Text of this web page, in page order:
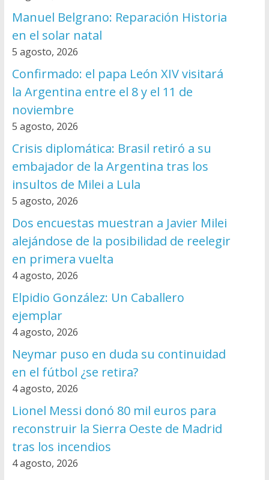
Manuel Belgrano: Reparación Historia
en el solar natal
5 agosto, 2026
Confirmado: el papa León XIV visitará
la Argentina entre el 8 y el 11 de
noviembre
5 agosto, 2026
Crisis diplomática: Brasil retiró a su
embajador de la Argentina tras los
insultos de Milei a Lula
5 agosto, 2026
Dos encuestas muestran a Javier Milei
alejándose de la posibilidad de reelegir
en primera vuelta
4 agosto, 2026
Elpidio González: Un Caballero
ejemplar
4 agosto, 2026
Neymar puso en duda su continuidad
en el fútbol ¿se retira?
4 agosto, 2026
Lionel Messi donó 80 mil euros para
reconstruir la Sierra Oeste de Madrid
tras los incendios
4 agosto, 2026